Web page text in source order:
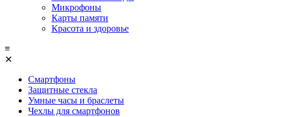
Микрофоны
Карты памяти
Красота и здоровье
≡
✕
Смартфоны
Защитные стекла
Умные часы и браслеты
Чехлы для смартфонов